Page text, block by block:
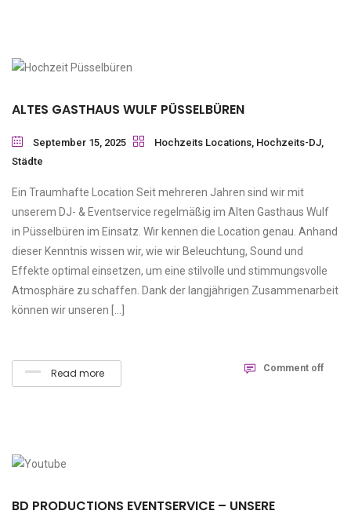
ALTES GASTHAUS WULF PÜSSELBÜREN
September 15, 2025 Hochzeits Locations, Hochzeits-DJ,
Städte
Ein Traumhafte Location Seit mehreren Jahren sind wir mit
unserem DJ- & Eventservice regelmäßig im Alten Gasthaus Wulf
in Püsselbüren im Einsatz. Wir kennen die Location genau. Anhand
dieser Kenntnis wissen wir, wie wir Beleuchtung, Sound und
Effekte optimal einsetzen, um eine stilvolle und stimmungsvolle
Atmosphäre zu schaffen. Dank der langjährigen Zusammenarbeit
können wir unseren […]
Read more Comment off
BD PRODUCTIONS EVENTSERVICE – UNSERE